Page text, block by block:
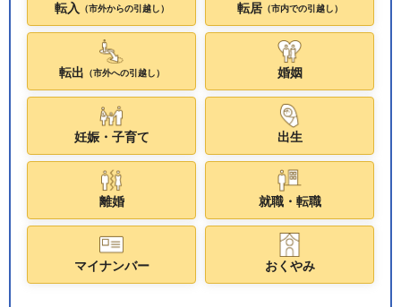
転入 （市外からの引越し） 転居（市内での引越し）
転出 （市外への引越し） 婚姻
妊娠・子育て 出生
離婚 就職・転職
マイナンバー おくやみ